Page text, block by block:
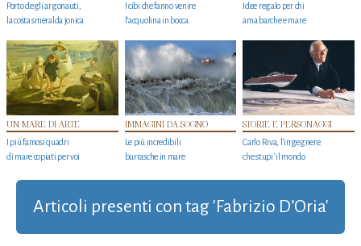
Porto degli argonauti,
la costa smeralda jonica
I cibi che fanno venire
l’acquolina in bocca
Idee regalo per chi
ama barche e mare
UN MARE DI ARTE
I più famosi quadri
di mare copiati per voi
IMMAGINI DA SOGNO
Le più incredibili
burrasche in mare
STORIE E PERSONAGGI
Carlo Riva, l’ingegnere
che stupi' il mondo
Articoli presenti con tag 'Fabrizio D’Oria'